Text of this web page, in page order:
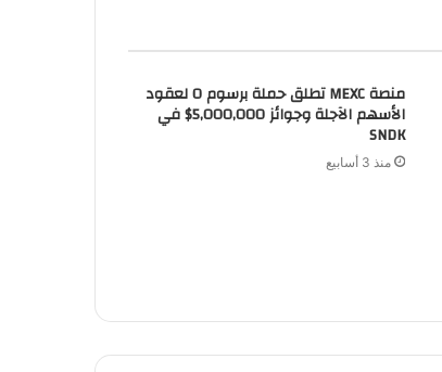
منصة MEXC تطلق حملة برسوم 0 لعقود
الأسهم الآجلة وجوائز 5,000,000$ في
SNDK
منذ 3 أسابيع